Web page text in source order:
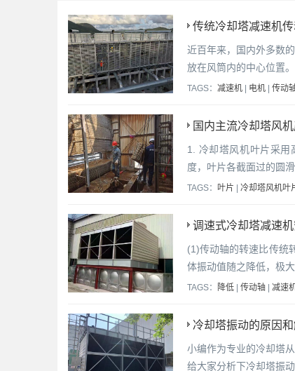
传统冷却塔减速机
近百年来，国内外多数
放在风筒内的中心位置
TAGS： 减速机 | 电机 | 传动
国内主流冷却塔风
1. 冷却塔风机叶片采用
度，叶片各截面过的圆
TAGS： 叶片 | 冷却塔风机叶
调速式冷却塔减速
(1)传动轴的转速比传统
体振动值随之降低，极
TAGS： 降低 | 传动轴 | 减速
冷却塔振动的原因
小编作为专业的冷却塔
给大家分析下冷却塔振